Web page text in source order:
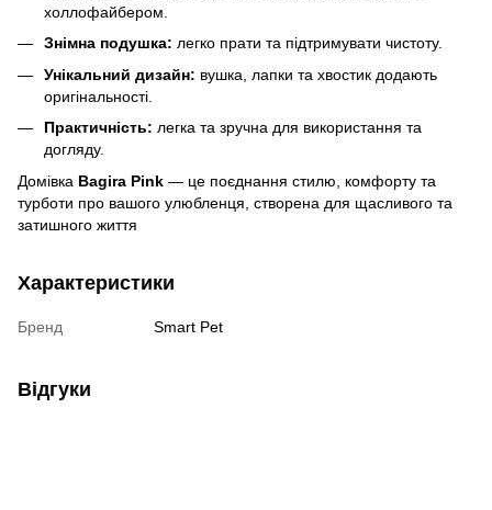
холлофайбером.
Знімна подушка: легко прати та підтримувати чистоту.
Унікальний дизайн: вушка, лапки та хвостик додають
оригінальності.
Практичність: легка та зручна для використання та
догляду.
Домівка Bagira Pink — це поєднання стилю, комфорту та
турботи про вашого улюбленця, створена для щасливого та
затишного життя
Характеристики
Бренд Smart Pet
Відгуки